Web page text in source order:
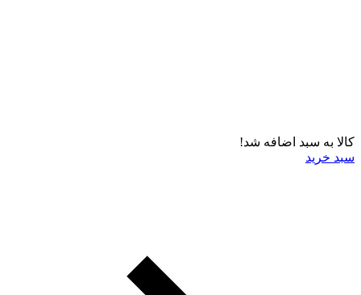
کالا به سبد اضافه شد!
سبد خرید